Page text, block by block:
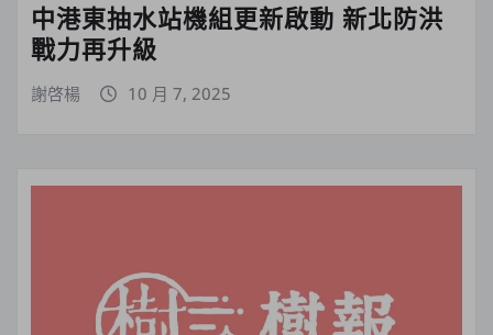
中港東抽水站機組更新啟動 新北防洪
戰力再升級
謝啓楊 10 月 7, 2025